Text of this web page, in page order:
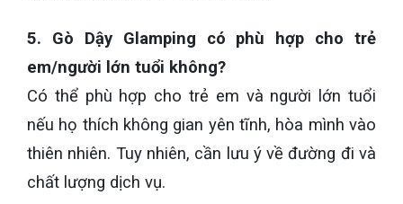
5. Gò Dậy Glamping có phù hợp cho trẻ
em/người lớn tuổi không?
Có thể phù hợp cho trẻ em và người lớn tuổi
nếu họ thích không gian yên tĩnh, hòa mình vào
thiên nhiên. Tuy nhiên, cần lưu ý về đường đi và
chất lượng dịch vụ.